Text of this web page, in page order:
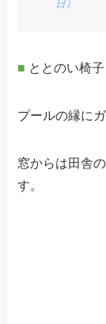
日）
■ ととのい椅
プールの縁に
窓からは田舎
す。